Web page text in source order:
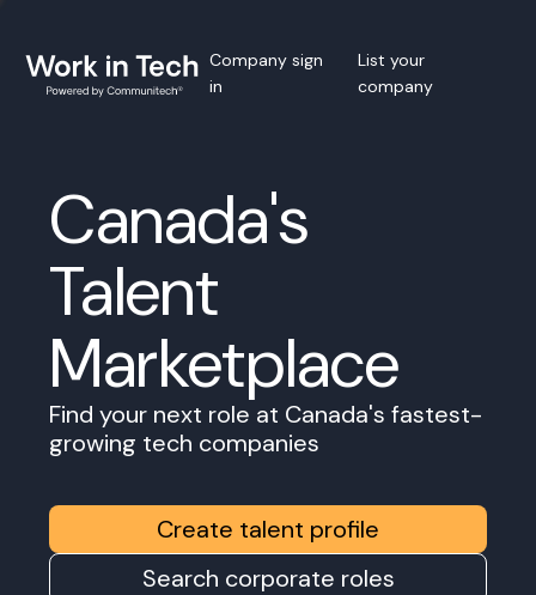
Company sign
in
List your
company
Canada's
Talent
Marketplace
Find your next role at Canada's fastest-
growing tech companies
Create talent profile
Search corporate roles